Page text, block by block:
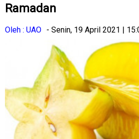
Ramadan
Oleh : UAO - Senin, 19 April 2021 |